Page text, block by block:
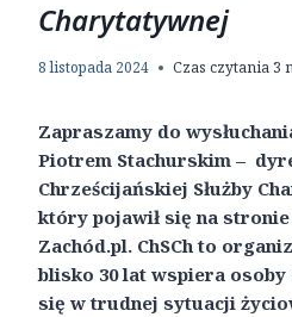
Charytatywnej
8 listopada 2024 Czas czytania 3
Zapraszamy do
Piotrem Stachurskim –
Chrześcijańskiej Służby
który pojawił się na
Zachód.pl. ChSCh to
blisko 30 lat wspiera osoby
się w trudnej sytuacji